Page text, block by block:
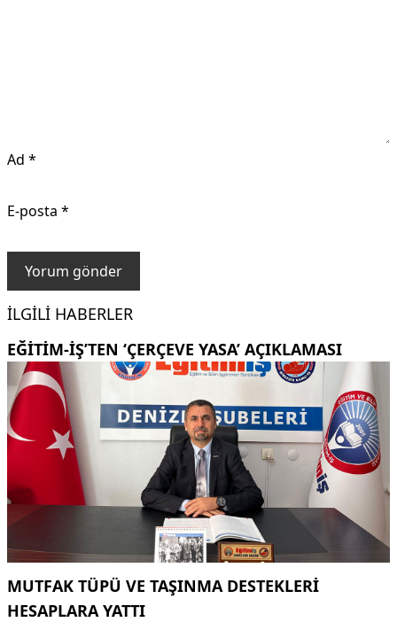
Ad *
E-posta *
İLGILI HABERLER
EĞITIM-İŞ’TEN ‘ÇERÇEVE YASA’ AÇIKLAMASI
MUTFAK TÜPÜ VE TAŞINMA DESTEKLERI
HESAPLARA YATTI